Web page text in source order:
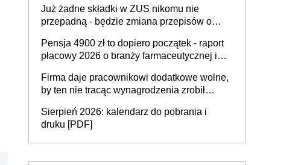
Już żadne składki w ZUS nikomu nie
przepadną - będzie zmiana przepisów o
ubezpieczeniom społecznym
Pensja 4900 zł to dopiero początek - raport
płacowy 2026 o branży farmaceutycznej i
Firma daje pracownikowi dodatkowe wolne,
by ten nie tracąc wynagrodzenia zrobił
sprawdza
Sierpień 2026: kalendarz do pobrania i
druku [PDF]